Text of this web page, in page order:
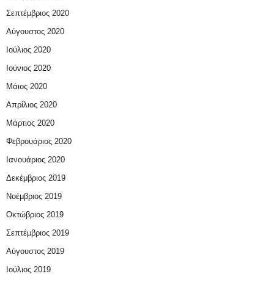
Σεπτέμβριος 2020
Αύγουστος 2020
Ιούλιος 2020
Ιούνιος 2020
Μάιος 2020
Απρίλιος 2020
Μάρτιος 2020
Φεβρουάριος 2020
Ιανουάριος 2020
Δεκέμβριος 2019
Νοέμβριος 2019
Οκτώβριος 2019
Σεπτέμβριος 2019
Αύγουστος 2019
Ιούλιος 2019